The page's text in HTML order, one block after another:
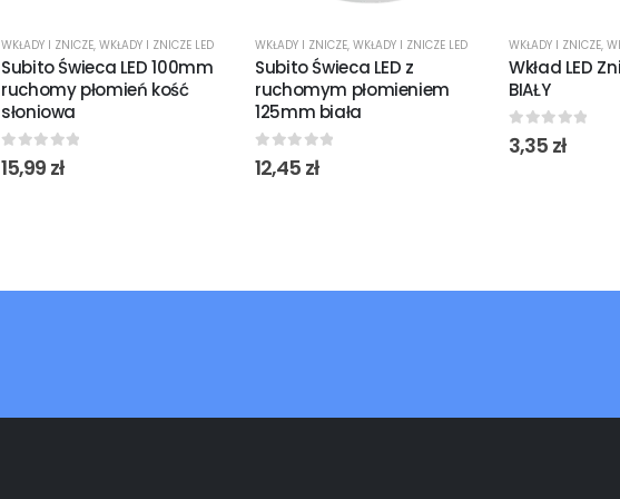
WKŁADY I ZNICZE, WKŁADY I ZNICZE LED
Subito Świeca LED 100mm
ruchomy płomień kość
słoniowa
0out of 5
15,99 zł
WKŁADY I ZNICZE, WKŁADY I ZNICZE LED
Subito Świeca LED z
ruchomym płomieniem
125mm biała
0out of 5
12,45 zł
WKŁADY I ZNICZE,
Wkład LED
BIAŁY
0out of 5
3,35 zł